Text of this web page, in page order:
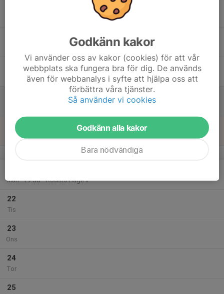
Godisloppet
Brantbrinks IP (Tullinge)
20
Sön
v.39
Mån 19:30
Rödstu Hage IP
22
Tis
23
Ons
24
Tor
25
Godkänn kakor
Vi använder oss av kakor (cookies) för att vår
webbplats ska fungera bra för dig. De används
även för webbanalys i syfte att hjälpa oss att
förbättra våra tjänster.
Så använder vi cookies
Godkänn alla kakor
Bara nödvändiga